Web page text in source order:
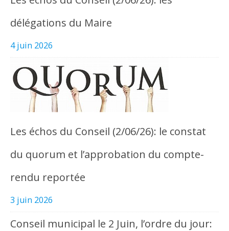
délégations du Maire
4 juin 2026
Les échos du Conseil (2/06/26): le constat
du quorum et l’approbation du compte-
rendu reportée
3 juin 2026
Conseil municipal le 2 Juin, l’ordre du jour: